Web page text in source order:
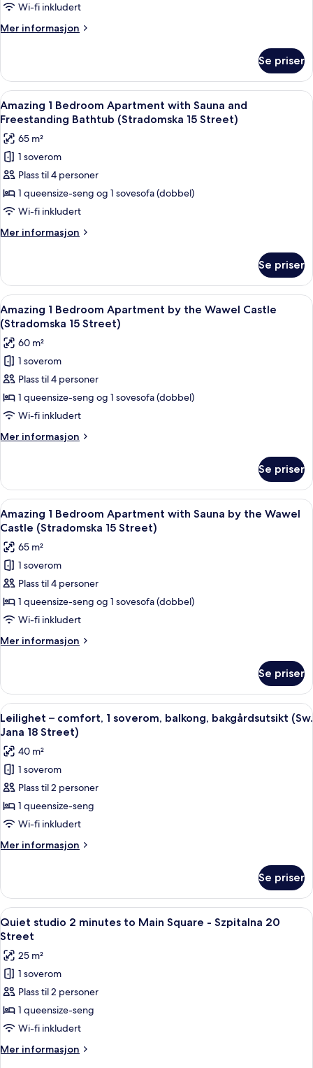
soverom,
røyk,
Jana
13
Street)
Wi-fi inkludert
Mer informasjon
Mer
–
classic,
1
soverom,
røyk,
kjøkken
(Sw.
Jana
13
Se priser
Åpne
alle
bildene
av
Amazing
1
Bedroom
Apartment
with
Sauna
Freestanding
Bathtub
(Stradomska
15
Street)
Amazing 1 Bedroom Apartment with
37
Amazing 1 Bedroom Apartment with Sauna and
Freestanding Bathtub (Stradomska 15 Street)
65 m²
1 soverom
Plass til 4 personer
1 queensize-seng og 1 sovesofa (dobbel)
Wi-fi inkludert
Mer informasjon
Mer
1
Bedroom
Apartment
with
Sauna
and
Freestanding
Bathtub
(Stradomska
15
Se priser
Åpne
alle
bildene
av
Amazing
1
Bedroom
Apartment
by
the
Castle
(Stradomska
15
Street)
Amazing 1 Bedroom Apartment by
23
Amazing 1 Bedroom Apartment by the Wawel Castle
(Stradomska 15 Street)
60 m²
1 soverom
Plass til 4 personer
1 queensize-seng og 1 sovesofa (dobbel)
Wi-fi inkludert
Mer informasjon
Mer
1
Bedroom
Apartment
by
Wawel
Castle
(Stradomska
15
Street)
Se priser
Åpne
alle
bildene
av
Amazing
1
Bedroom
Apartment
with
Sauna
the
Wawel
Castle
(Stradomska
15
Street)
Amazing 1 Bedroom Apartment with
28
Amazing 1 Bedroom Apartment with Sauna by the Wawel
Castle (Stradomska 15 Street)
65 m²
1 soverom
Plass til 4 personer
1 queensize-seng og 1 sovesofa (dobbel)
Wi-fi inkludert
Mer informasjon
Mer
1
Bedroom
Apartment
with
by
the
Wawel
Castle
(Stradomska
Street)
Se priser
Åpne
alle
bildene
av
Leilighet
–
comfort,
1
soverom,
balkong,
(Sw.
Jana
18
Street)
Leilighet – comfort, 1 soverom,
15
Leilighet – comfort, 1 soverom, balkong, bakgårdsutsikt (Sw.
Jana 18 Street)
40 m²
1 soverom
Plass til 2 personer
1 queensize-seng
Wi-fi inkludert
Mer informasjon
Mer
–
comfort,
1
soverom,
bakgårdsutsikt
(Sw.
Jana
18
Street)
Se priser
Åpne
alle
bildene
av
Quiet
studio
2
minutes
to
Main
Quiet studio 2 minutes to Main
6
Quiet studio 2 minutes to Main Square - Szpitalna 20
Street
25 m²
1 soverom
Plass til 2 personer
1 queensize-seng
Wi-fi inkludert
Mer informasjon
Mer